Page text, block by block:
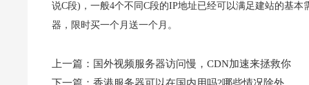
说C段)，一般4个不同C段的IP地址已经可以满足建站的基
器，限时买一个月送一个月。
上一篇： 国外视频服务器访问慢，CDN加速来拯救你